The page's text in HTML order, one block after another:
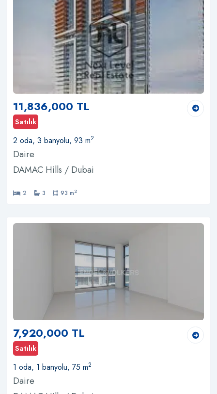
11,836,000 TL
Satılık
2 oda, 3 banyolu, 93 m2
Daire
DAMAC Hills / Dubai
2 3 93 m2
7,920,000 TL
Satılık
1 oda, 1 banyolu, 75 m2
Daire